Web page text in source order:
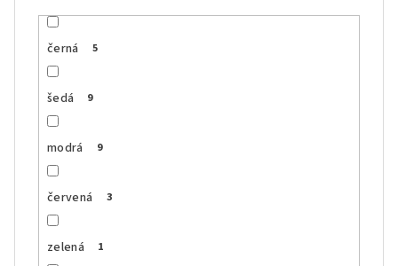
černá 5
šedá 9
modrá 9
červená 3
zelená 1